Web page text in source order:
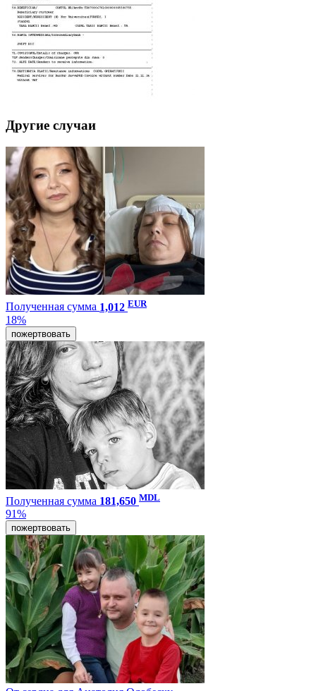
Другие случаи
Полученная сумма 1,012 EUR
18%
пожертвовать
Полученная сумма 181,650 MDL
91%
пожертвовать